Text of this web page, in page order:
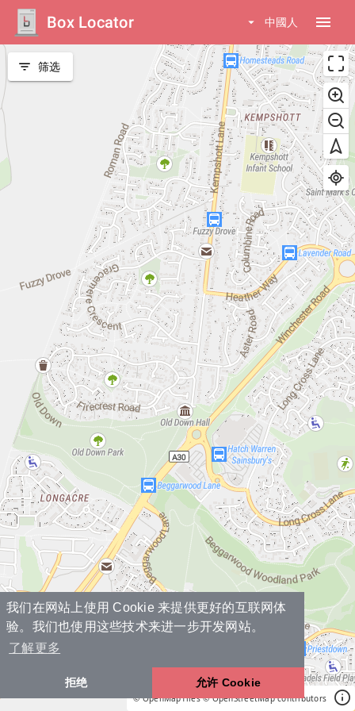
我们在网站上使用 Cookie 来提供更好的互联网体
验。我们也使用这些技术来进一步开发网站。
了解更多
拒绝 允许 Cookie
Box Locator arrow_drop_down 中國人 menu
© OpenMapTiles © OpenStreetMap contributors
filter_list 筛选